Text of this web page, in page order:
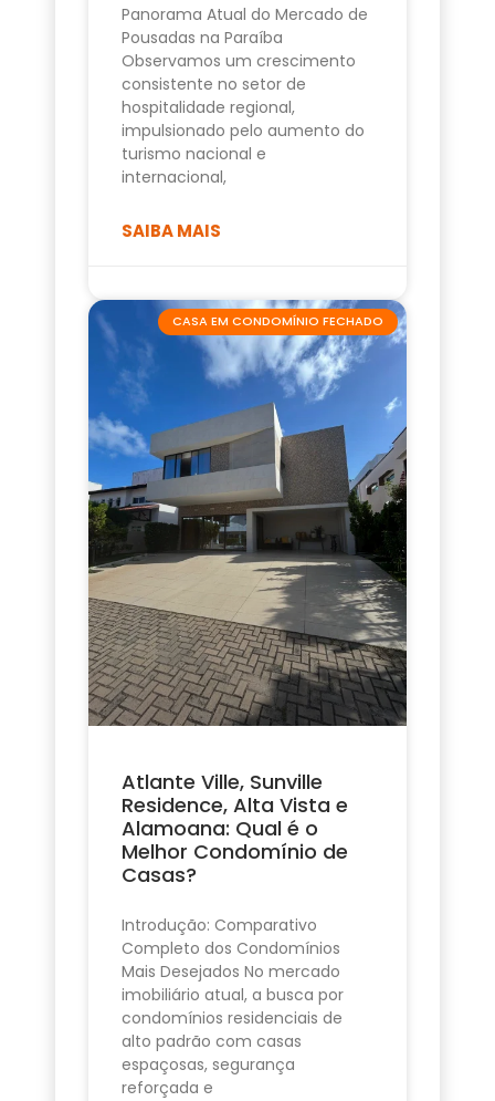
Panorama Atual do Mercado de
Pousadas na Paraíba
Observamos um crescimento
consistente no setor de
hospitalidade regional,
impulsionado pelo aumento do
turismo nacional e
internacional,
SAIBA MAIS
CASA EM CONDOMÍNIO FECHADO
Atlante Ville, Sunville
Residence, Alta Vista e
Alamoana: Qual é o
Melhor Condomínio de
Casas?
Introdução: Comparativo
Completo dos Condomínios
Mais Desejados No mercado
imobiliário atual, a busca por
condomínios residenciais de
alto padrão com casas
espaçosas, segurança
reforçada e